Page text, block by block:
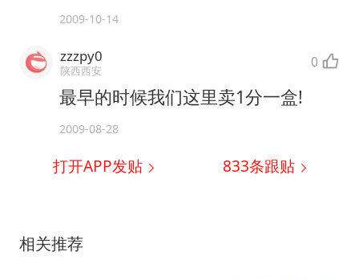
2009-10-14
zzzpy0
陕西西安 0
最早的时候我们这里卖1分一盒!
2009-08-28
打开APP发贴 833条跟贴
相关推荐